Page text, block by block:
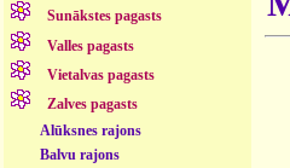
Sunākstes pagasts
Valles pagasts
Vietalvas pagasts
Zalves pagasts
Alūksnes rajons
Balvu rajons